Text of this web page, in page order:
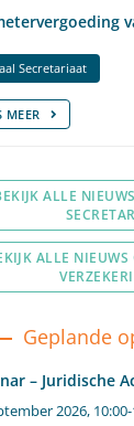
Secretariaat
MEER
ALLE
ALLE
Geplande
– Juridische
2026, 10:00-